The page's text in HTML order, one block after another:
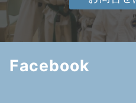
Facebook